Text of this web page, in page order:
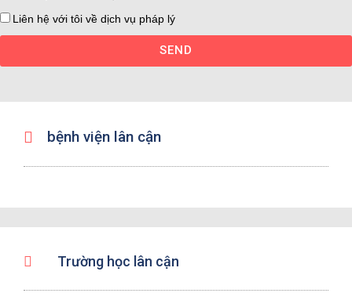
Liên hệ với tôi về dịch vụ pháp lý
SEND
bệnh viện lân cận
Trường học lân cận